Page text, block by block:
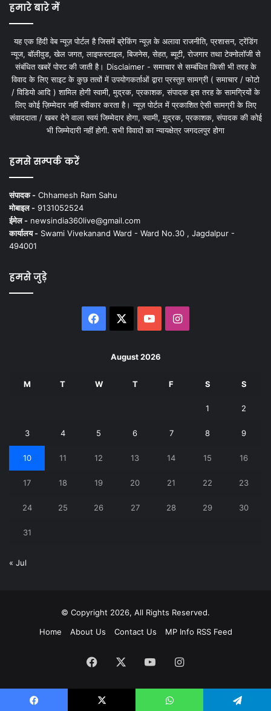
हमारे बारे में
यह एक हिंदी वेब न्यूज़ पोर्टल है जिसमें ब्रेकिंग न्यूज़ के अलावा राजनीति, प्रशासन, ट्रेंडिंग
न्यूज, बॉलीवुड, खेल जगत, लाइफस्टाइल, बिजनेस, सेहत, ब्यूटी, रोजगार तथा टेक्नोलॉजी से
संबंधित खबरें पोस्ट की जाती है। Disclaimer - समाचार से सम्बंधित किसी भी तरह के
विवाद के लिए साइट के कुछ तत्वों में उपयोगकर्ताओं द्वारा प्रस्तुत सामग्री ( समाचार / फोटो
/ विडियो आदि ) शामिल होगी स्वामी, मुद्रक, प्रकाशक, संपादक इस तरह के सामग्रियों के
लिए कोई ज़िम्मेदार नहीं स्वीकार करता है। न्यूज़ पोर्टल में प्रकाशित ऐसी सामग्री के लिए
संवाददाता / खबर देने वाला स्वयं जिम्मेदार होगा, स्वामी, मुद्रक, प्रकाशक, संपादक की कोई
भी जिम्मेदारी नहीं होगी. सभी विवादों का न्यायक्षेत्र जगदलपुर होगा
हमसे सम्पर्क करें
संपादक - Chhamesh Ram Sahu
मोबाइल - 9131052524
ईमेल - newsindia360live@gmail.com
कार्यालय - Swami Vivekanand Ward - Ward No.30 , Jagdalpur -
494001
हमसे जुड़े
Facebook YouTubeInstagram
August 2026
M T W T F S S
1 2
3 4 5 6 7 8 9
10 11 12 13 14 15 16
17 18 19 20 21 22 23
24 25 26 27 28 29 30
31
« Jul
© Copyright 2026, All Rights Reserved.
Home
About Us Contact Us MP Info RSS Feed
Facebook YouTubeInstagram